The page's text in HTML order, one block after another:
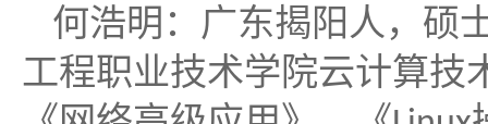
何浩明：广东揭阳人，硕
工程职业技术学院云计算技